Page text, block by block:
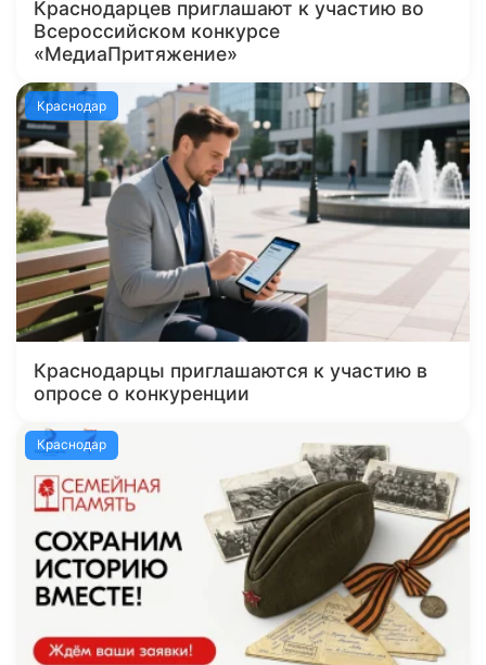
Краснодарцев приглашают к участию во
Всероссийском конкурсе
«МедиаПритяжение»
Краснодар
Краснодарцы приглашаются к участию в
опросе о конкуренции
Краснодар